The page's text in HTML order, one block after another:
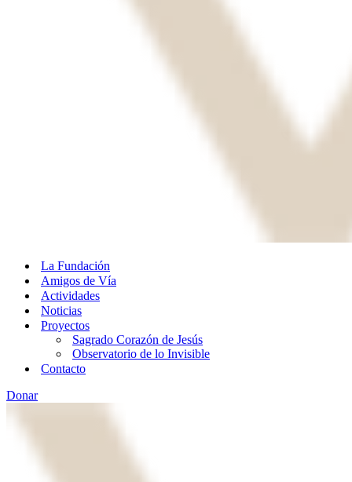
La Fundación
Amigos de Vía
Actividades
Noticias
Proyectos
Sagrado Corazón de Jesús
Observatorio de lo Invisible
Contacto
Donar